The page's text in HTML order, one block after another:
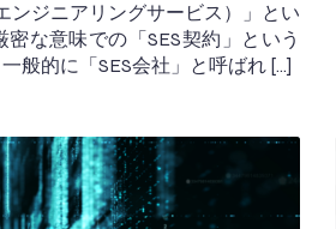
ンジニアリングサービス）」とい
な意味での「SES契約」という
般的に「SES会社」と呼ばれ […]